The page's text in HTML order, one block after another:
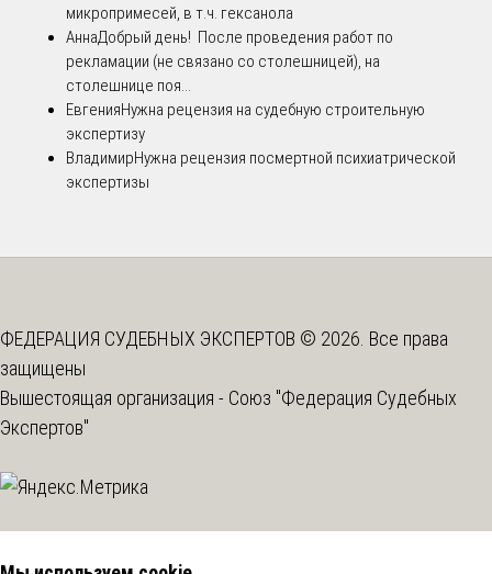
микропримесей, в т.ч. гексанола
АннаДобрый день! После проведения работ по
рекламации (не связано со столешницей), на
столешнице поя...
ЕвгенияНужна рецензия на судебную строительную
экспертизу
ВладимирНужна рецензия посмертной психиатрической
экспертизы
ФЕДЕРАЦИЯ СУДЕБНЫХ ЭКСПЕРТОВ © 2026. Все права
защищены
Вышестоящая организация - Союз "Федерация Судебных
Экспертов"